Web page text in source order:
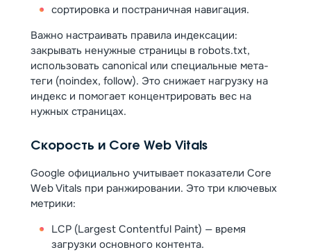
сортировка и постраничная навигация.
Важно настраивать правила индексации:
закрывать ненужные страницы в robots.txt,
использовать canonical или специальные мета-
теги (noindex, follow). Это снижает нагрузку на
индекс и помогает концентрировать вес на
нужных страницах.
Скорость и Core Web Vitals
Google официально учитывает показатели Core
Web Vitals при ранжировании. Это три ключевых
метрики:
LCP (Largest Contentful Paint) — время
загрузки основного контента.